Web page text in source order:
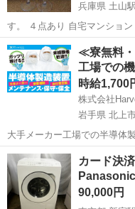
兵庫県 土山駅
す。 ４点あり 自宅マンション
歓迎 ①…
兵庫 明石市 土山駅
≪寮無料
工場での
時給1,700
株式会社
岩手県 北上
大手メーカー工場での半導体製
内容 ＼フラッシュメモリの製
点検のお仕事／ 新工場新設に伴い、請負現場の立ち上げを行います！
※立ち上げ時期目安：2...
岩手 北上市 その他
カード決
90,000円